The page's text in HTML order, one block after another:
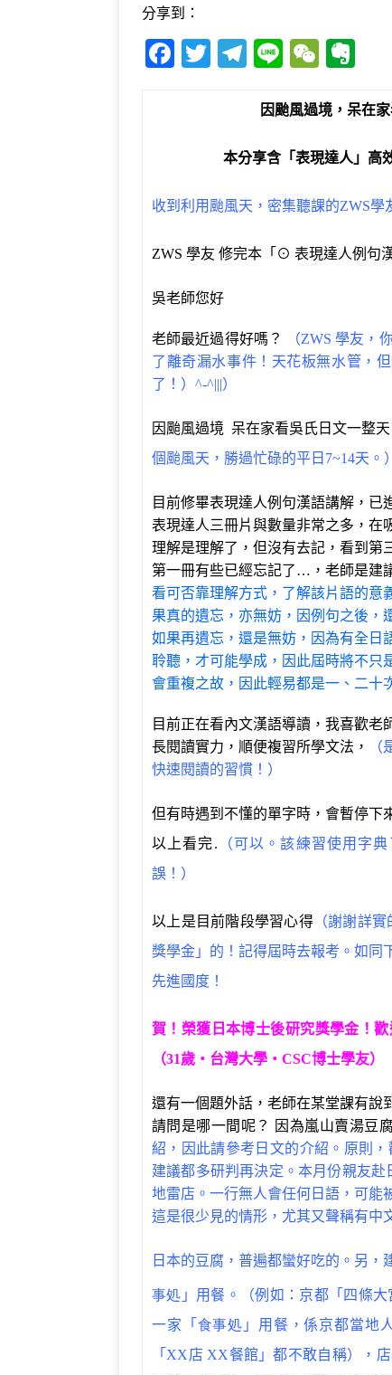
分享到：
F
o
k
T
te
T
e
g
ra
m
Li
e
W
C
h
at
e
n
o
因颱風過境，呆在
本分享含「表現達人」高
收到利用颱風天，密集聽課的ZWS學
ZWS 學友 修完本「⊙ 表現達人例句
吳老師您好
老師最近過得好嗎？ （ZWS 學友，
了離奇漏水事件！天花板無水管，
了！）^-^|||）
因颱風過境 呆在家看吳氏日文一整
個颱風天，勝過忙碌的平日7~14天。）
目前修畢表現達人例句漢語講解，已
表現達人三冊片與數量非常之多，在
理解是理解了，但沒有去記，看到第
第一冊有些已經忘記了…，老師是建
看可否靠理解方式，了解該片語的意
果真的遺忘，亦無妨，因例句之後，
如果再遺忘，還是無妨，因為有全日
聆聽，才可能學成，因此屆時將不只
會重複之故，因此輕易都是一、二十
目前正在看內文漢語導讀，我喜歡
長閱讀實力，順便複習所學文法，
快速閱讀的習慣！）
但有時遇到不懂的單字時，會暫停下
以上看完. （可以。該練習使用字
誤！）
以上是目前階段學習心得（謝謝詳實
獎學金」的！記得屆時去報考。如同
先進國度！
賀！榮獲日本博士後研究獎學金！
（31歲‧台灣大學‧CSC博士學友）
還有一個題外話，老師在某堂課有說
請問是哪一間呢？ 因為嵐山賣湯豆
紹，因此請參考日文的介紹。原則
建議都多研判再決定。本月份親友
地雷店。一行無人會任何日語，可能
這是很少見的情形，尤其又聲稱有中
日本的豆腐，普遍都蠻好吃的。另，
事処 」用餐。（例如：京都「四條大
一家「 食事処 」用餐，係京都當地
「XX店 XX餐館」都不敢自稱），